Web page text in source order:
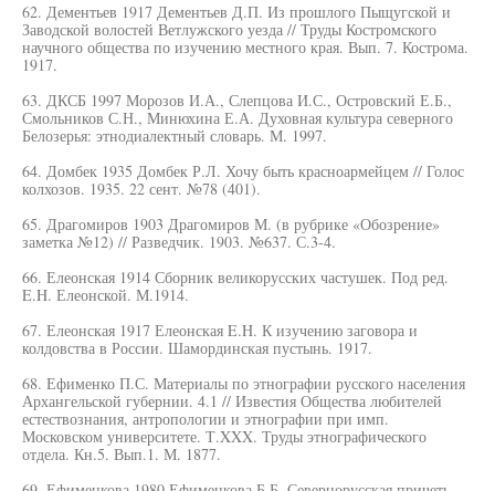
62. Дементьев 1917 Дементьев Д.П. Из прошлого Пыщугской и
Заводской волостей Ветлужского уезда // Труды Костромского
научного общества по изучению местного края. Вып. 7. Кострома.
1917.
63. ДКСБ 1997 Морозов И.А., Слепцова И.С., Островский Е.Б.,
Смольников С.Н., Минюхина Е.А. Духовная культура северного
Белозерья: этнодиалектный словарь. М. 1997.
64. Домбек 1935 Домбек Р.Л. Хочу быть красноармейцем // Голос
колхозов. 1935. 22 сент. №78 (401).
65. Драгомиров 1903 Драгомиров М. (в рубрике «Обозрение»
заметка №12) // Разведчик. 1903. №637. С.3-4.
66. Елеонская 1914 Сборник великорусских частушек. Под ред.
E.H. Елеонской. М.1914.
67. Елеонская 1917 Елеонская E.H. К изучению заговора и
колдовства в России. Шамординская пустынь. 1917.
68. Ефименко П.С. Материалы по этнографии русского населения
Архангельской губернии. 4.1 // Известия Общества любителей
естествознания, антропологии и этнографии при имп.
Московском университете. Т.XXX. Труды этнографического
отдела. Кн.5. Вып.1. М. 1877.